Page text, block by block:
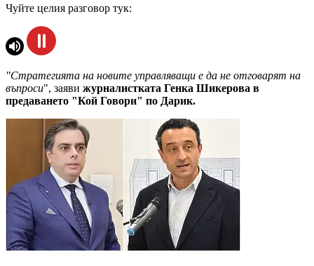
Чуйте целия разговор тук:
"Стратегията на новите управляващи е да не отговарят на
въпроси", заяви журналистката Генка Шикерова в
предаването "Кой Говори" по Дарик.